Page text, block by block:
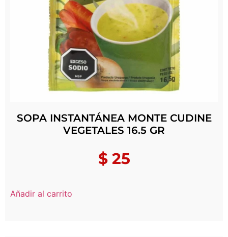
SOPA INSTANTÁNEA MONTE CUDINE
VEGETALES 16.5 GR
$25
Añadir al carrito